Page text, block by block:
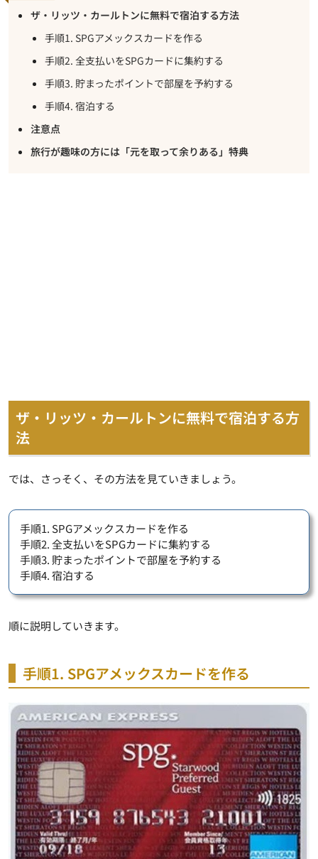
ザ・リッツ・カールトンに無料で宿泊する方法
手順1. SPGアメックスカードを作る
手順2. 全支払いをSPGカードに集約する
手順3. 貯まったポイントで部屋を予約する
手順4. 宿泊する
注意点
旅行が趣味の方には「元を取って余りある」特典
ザ・リッツ・カールトンに無料で宿泊する方
法
では、さっそく、その方法を見ていきましょう。
手順1. SPGアメックスカードを作る
手順2. 全支払いをSPGカードに集約する
手順3. 貯まったポイントで部屋を予約する
手順4. 宿泊する
順に説明していきます。
手順1. SPGアメックスカードを作る